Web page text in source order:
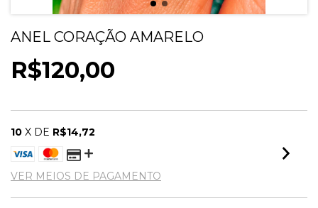
ANEL CORAÇÃO AMARELO
R$120,00
10 X DE R$14,72
VER MEIOS DE PAGAMENTO